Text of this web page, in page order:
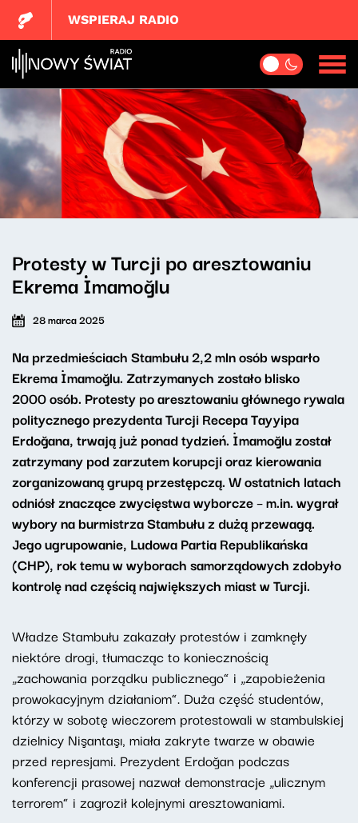
WSPIERAJ RADIO
Protesty w Turcji po aresztowaniu
Ekrema İmamoğlu
28 marca 2025
Na przedmieściach Stambułu 2,2 mln osób wsparło
Ekrema İmamoğlu. Zatrzymanych zostało blisko
2000 osób. Protesty po aresztowaniu głównego rywala
politycznego prezydenta Turcji Recepa Tayyipa
Erdoğana, trwają już ponad tydzień. İmamoğlu został
zatrzymany pod zarzutem korupcji oraz kierowania
zorganizowaną grupą przestępczą. W ostatnich latach
odniósł znaczące zwycięstwa wyborcze – m.in. wygrał
wybory na burmistrza Stambułu z dużą przewagą.
Jego ugrupowanie, Ludowa Partia Republikańska
(CHP), rok temu w wyborach samorządowych zdobyło
kontrolę nad częścią największych miast w Turcji.
Władze Stambułu zakazały protestów i zamknęły
niektóre drogi, tłumacząc to koniecznością
„zachowania porządku publicznego” i „zapobieżenia
prowokacyjnym działaniom”. Duża część studentów,
którzy w sobotę wieczorem protestowali w stambulskiej
dzielnicy Nişantaşı, miała zakryte twarze w obawie
przed represjami. Prezydent Erdoğan podczas
konferencji prasowej nazwał demonstracje „ulicznym
terrorem” i zagroził kolejnymi aresztowaniami.